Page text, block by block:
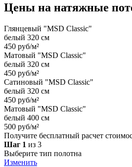
Цены на натяжные
Глянцевый "MSD Classic"
белый 320 см
450 руб/м²
Матовый "MSD Classic"
белый 320 см
450 руб/м²
Сатиновый "MSD Classic"
белый 320 см
450 руб/м²
Матовый "MSD Classic"
белый 400 см
500 руб/м²
Получите бесплатный расчет
Шаг 1 из 3
Выберите тип полотна
Изменить